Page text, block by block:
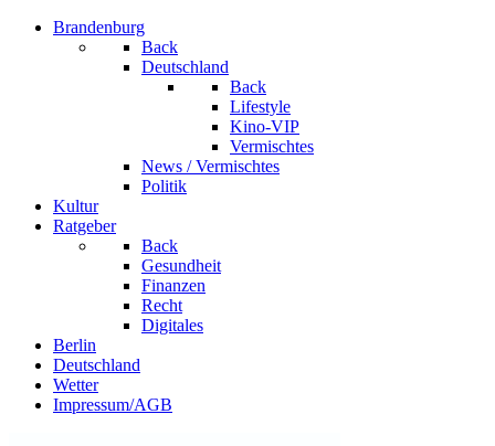
Brandenburg
Back
Deutschland
Back
Lifestyle
Kino-VIP
Vermischtes
News / Vermischtes
Politik
Kultur
Ratgeber
Back
Gesundheit
Finanzen
Recht
Digitales
Berlin
Deutschland
Wetter
Impressum/AGB